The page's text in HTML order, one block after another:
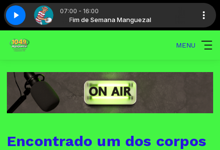
07:00 - 16:00
Fim de Semana Manguezal
Mais Brasil - Parte 2
MENU
Encontrado um dos corpos